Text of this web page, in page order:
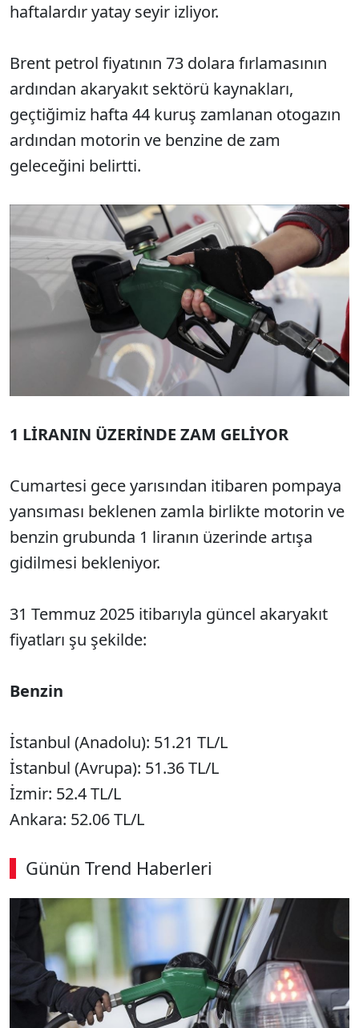
haftalardır yatay seyir izliyor.
Brent petrol fiyatının 73 dolara fırlamasının
ardından akaryakıt sektörü kaynakları,
geçtiğimiz hafta 44 kuruş zamlanan otogazın
ardından motorin ve benzine de zam
geleceğini belirtti.
1 LİRANIN ÜZERİNDE ZAM GELİYOR
Cumartesi gece yarısından itibaren pompaya
yansıması beklenen zamla birlikte motorin ve
benzin grubunda 1 liranın üzerinde artışa
gidilmesi bekleniyor.
31 Temmuz 2025 itibarıyla güncel akaryakıt
fiyatları şu şekilde:
Benzin
İstanbul (Anadolu): 51.21 TL/L
İstanbul (Avrupa): 51.36 TL/L
İzmir: 52.4 TL/L
Ankara: 52.06 TL/L
Günün Trend Haberleri
00:02 / 09:08